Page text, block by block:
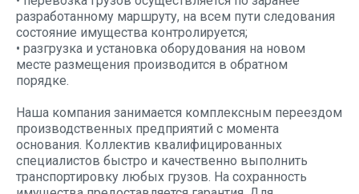
разработанному маршруту, на всем пути следования
состояние имущества контролируется;
• разгрузка и установка оборудования на новом
месте размещения производится в обратном
порядке.
Наша компания занимается комплексным переездом
производственных предприятий с момента
основания. Коллектив квалифицированных
специалистов быстро и качественно выполнить
транспортировку любых грузов. На сохранность